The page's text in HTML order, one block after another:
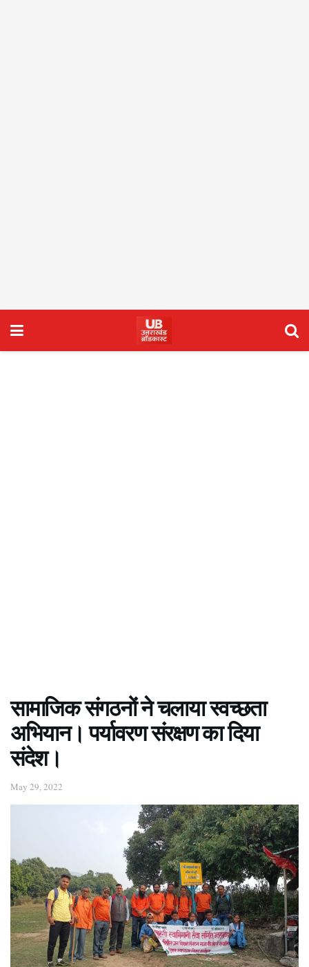
सामाजिक संगठनों ने चलाया स्वच्छता
अभियान। पर्यावरण संरक्षण का दिया
संदेश।
May 29, 2022